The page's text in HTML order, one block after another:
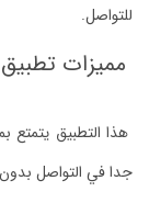
للتواصل.
مميزات تطبيق
هذا التطبيق يتمتع
جدا في التواصل